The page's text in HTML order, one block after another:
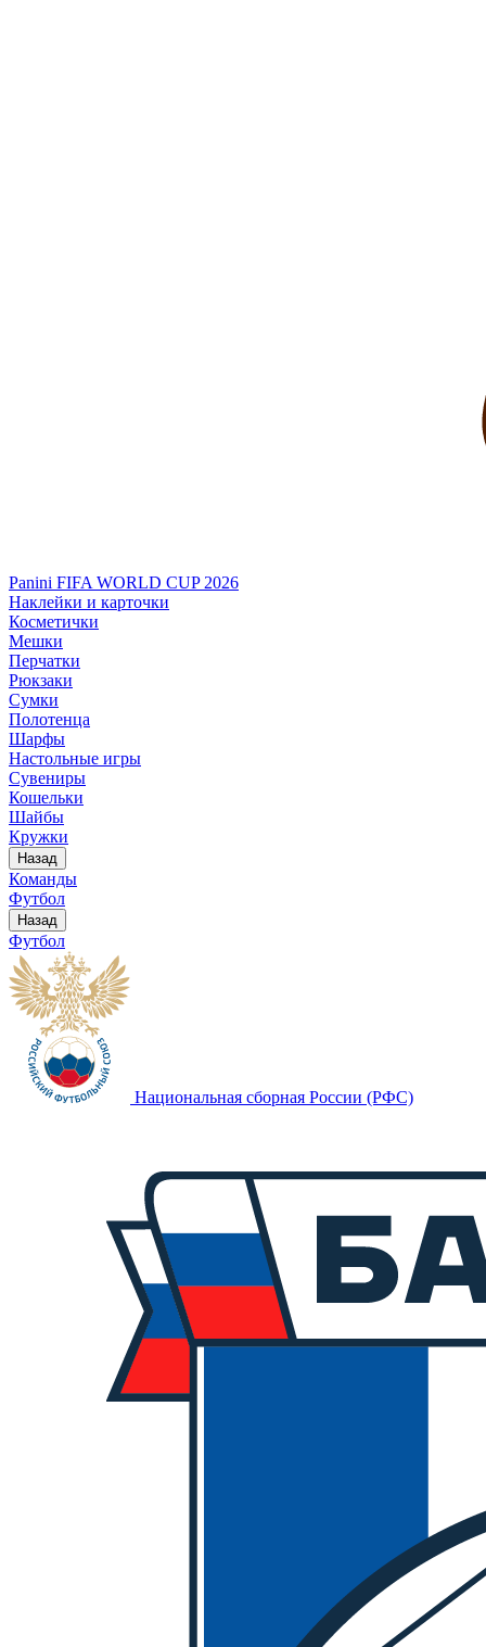
Panini FIFA WORLD CUP 2026
Наклейки и карточки
Косметички
Мешки
Перчатки
Рюкзаки
Сумки
Полотенца
Шарфы
Настольные игры
Сувениры
Кошельки
Шайбы
Кружки
Назад
Команды
Футбол
Назад
Футбол
Национальная сборная России (РФС)